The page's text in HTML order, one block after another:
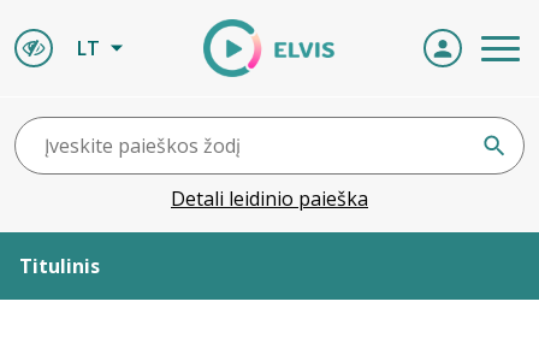
LT
Detali leidinio paieška
Titulinis